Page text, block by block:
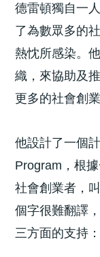
德雷頓獨自一
了為數眾多的
熱忱所感染。
織，來協助及
更多的社會創業
他設計了一個
Program，根
社會創業者，
個字很難翻譯
三方面的支持：